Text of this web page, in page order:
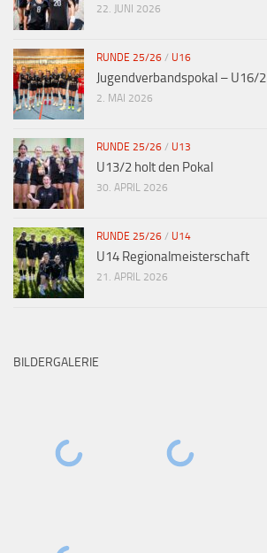
22. JUNI 2026
RUNDE 25/26 / U16
Jugendverbandspokal – U16/2
2. MAI 2026
RUNDE 25/26 / U13
U13/2 holt den Pokal
30. APRIL 2026
RUNDE 25/26 / U14
U14 Regionalmeisterschaft
21. APRIL 2026
BILDERGALERIE